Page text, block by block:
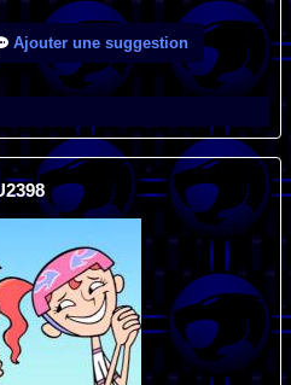
Ajouter une suggestion